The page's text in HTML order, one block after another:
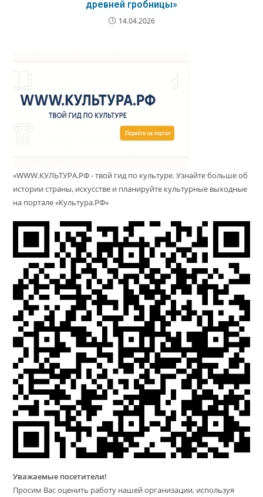
древней гробницы»
14.04.2026
«WWW.КУЛЬТУРА.РФ - твой гид по культуре. Узнайте больше об
истории страны, искусстве и планируйте культурные выходные
на портале «Культура.РФ»
Уважаемые посетители!
Просим Вас оценить работу нашей организации, используя